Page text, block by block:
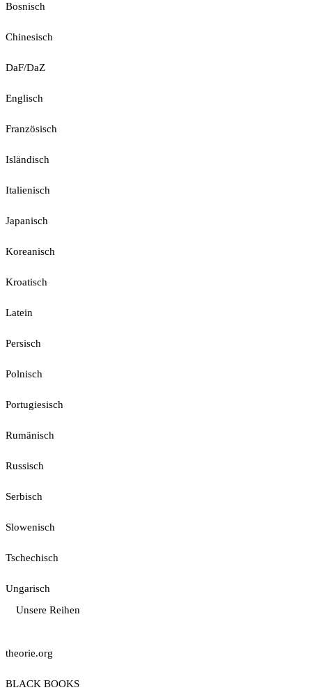
Bosnisch
Chinesisch
DaF/DaZ
Englisch
Französisch
Isländisch
Italienisch
Japanisch
Koreanisch
Kroatisch
Latein
Persisch
Polnisch
Portugiesisch
Rumänisch
Russisch
Serbisch
Slowenisch
Tschechisch
Ungarisch
Unsere Reihen
theorie.org
BLACK BOOKS